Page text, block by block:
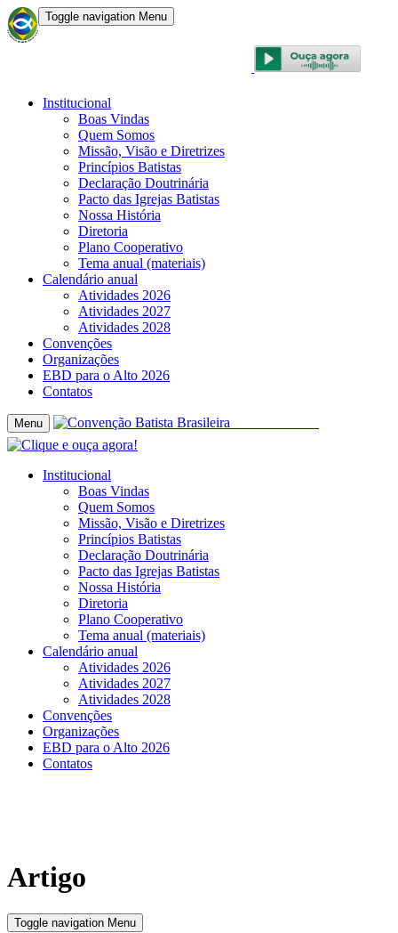
Toggle navigation Menu
Institucional
Boas Vindas
Quem Somos
Missão, Visão e Diretrizes
Princípios Batistas
Declaração Doutrinária
Pacto das Igrejas Batistas
Nossa História
Diretoria
Plano Cooperativo
Tema anual (materiais)
Calendário anual
Atividades 2026
Atividades 2027
Atividades 2028
Convenções
Organizações
EBD para o Alto 2026
Contatos
Menu
Institucional
Boas Vindas
Quem Somos
Missão, Visão e Diretrizes
Princípios Batistas
Declaração Doutrinária
Pacto das Igrejas Batistas
Nossa História
Diretoria
Plano Cooperativo
Tema anual (materiais)
Calendário anual
Atividades 2026
Atividades 2027
Atividades 2028
Convenções
Organizações
EBD para o Alto 2026
Contatos
Artigo
Toggle navigation Menu